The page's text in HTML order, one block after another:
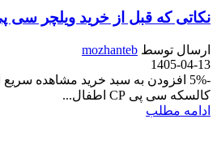
نکاتی که قبل از خرید ویلچر سی پی
ارسال توسط mozhanteb
1405-04-13
-5% افزودن به سبد خرید مشاهده
کالسکه سی پی CP اطفال...
ادامه مطلب